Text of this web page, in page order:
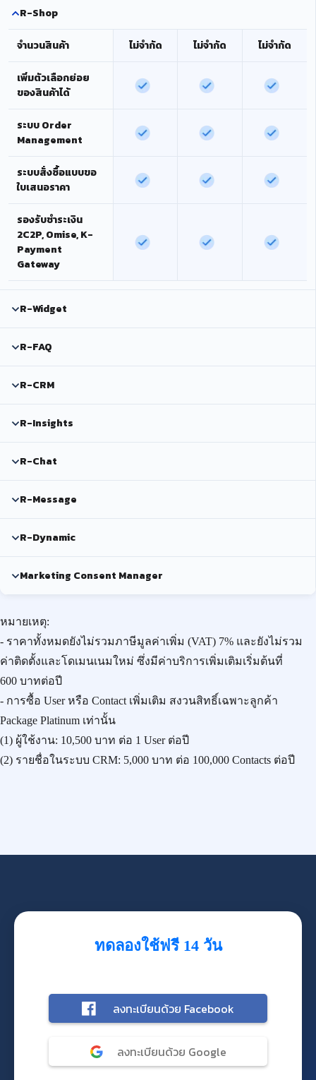
R-Shop
จำนวนสินค้า ไม่จำกัด ไม่จำกัด ไม่จำกัด
เพิ่มตัวเลือกย่อย
ของสินค้าได้
ระบบ Order
Management
ระบบสั่งซื้อแบบขอ
ใบเสนอราคา
รองรับชำระเงิน
2C2P, Omise, K-
Payment
Gateway
R-Widget
R-FAQ
R-CRM
R-Insights
R-Chat
R-Message
R-Dynamic
Marketing Consent Manager
หมายเหตุ:
- ราคาทั้งหมดยังไม่รวมภาษีมูลค่าเพิ่ม (VAT) 7% และยังไม่รวม
ค่าติดตั้งและโดเมนเนมใหม่ ซึ่งมีค่าบริการเพิ่มเติมเริ่มต้นที่
600 บาทต่อปี
- การซื้อ User หรือ Contact เพิ่มเติม สงวนสิทธิ์เฉพาะลูกค้า
Package Platinum เท่านั้น
(1) ผู้ใช้งาน: 10,500 บาท ต่อ 1 User ต่อปี
(2) รายชื่อในระบบ CRM: 5,000 บาท ต่อ 100,000 Contacts ต่อปี
ทดลองใช้ฟรี 14 วัน